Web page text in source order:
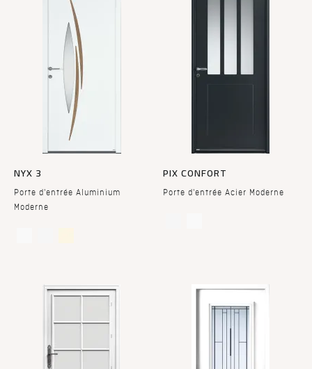
NYX 3
Porte d'entrée Aluminium
Moderne
PIX CONFORT
Porte d'entrée Acier Moderne